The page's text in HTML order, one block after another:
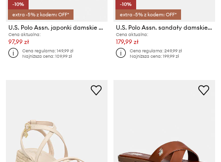
-10%
extra -5% z kodem: OFF*
U.S. Polo Assn. japonki damskie CHANY006B
Cena aktualna:
97,99 zł
Cena regularna:149,99 zł
Najniższa cena:109,99 zł
-10%
extra -5% z kodem: OFF*
U.S. Polo Assn. sandały damskie GENNY003
Cena aktualna:
179,99 zł
Cena regularna:249,99 zł
Najniższa cena:199,99 zł